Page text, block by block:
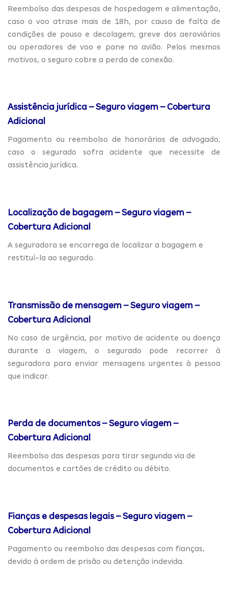
Reembolso das despesas de hospedagem e alimentação,
caso o voo atrase mais de 18h, por causa de falta de
condições de pouso e decolagem, greve dos aeroviários
ou operadores de voo e pane no avião. Pelos mesmos
motivos, o seguro cobre a perda de conexão.
Assistência jurídica – Seguro viagem – Cobertura
Adicional
Pagamento ou reembolso de honorários de advogado,
caso o segurado sofra acidente que necessite de
assistência jurídica.
Localização de bagagem – Seguro viagem –
Cobertura Adicional
A seguradora se encarrega de localizar a bagagem e
restituí-la ao segurado.
Transmissão de mensagem – Seguro viagem –
Cobertura Adicional
No caso de urgência, por motivo de acidente ou doença
durante a viagem, o segurado pode recorrer à
seguradora para enviar mensagens urgentes à pessoa
que indicar.
Perda de documentos – Seguro viagem –
Cobertura Adicional
Reembolso das despesas para tirar segunda via de
documentos e cartões de crédito ou débito.
Fianças e despesas legais – Seguro viagem –
Cobertura Adicional
Pagamento ou reembolso das despesas com fianças,
devido à ordem de prisão ou detenção indevida.